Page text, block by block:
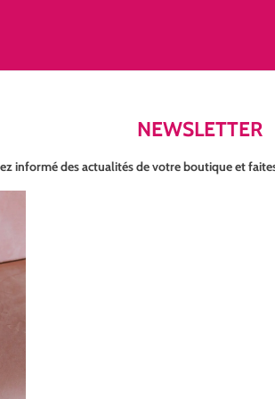
NEWSLETTER
informé des actualités de votre boutique et